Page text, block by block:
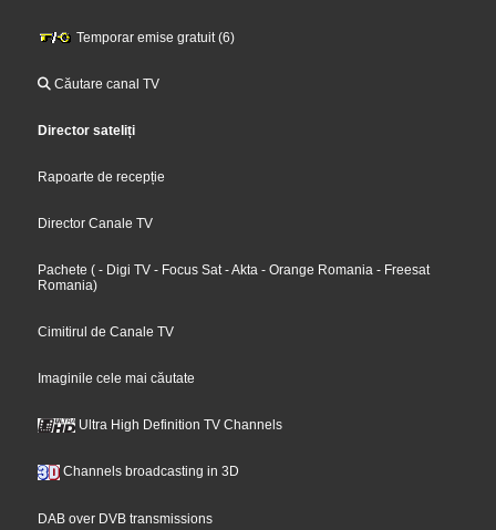
Temporar emise gratuit (6)
Căutare canal TV
Director sateliți
Rapoarte de recepție
Director Canale TV
Pachete (- Digi TV - Focus Sat - Akta - Orange Romania - Freesat
Romania)
Cimitirul de Canale TV
Imaginile cele mai căutate
Ultra High Definition TV Channels
Channels broadcasting in 3D
DAB over DVB transmissions